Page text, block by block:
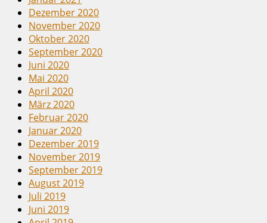
Dezember 2020
November 2020
Oktober 2020
September 2020
Juni 2020
Mai 2020
April 2020
März 2020
Februar 2020
Januar 2020
Dezember 2019
November 2019
September 2019
August 2019
Juli 2019
Juni 2019